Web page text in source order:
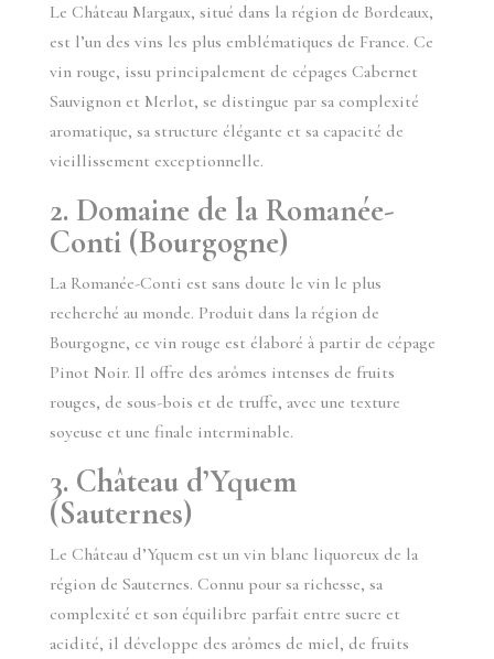
Le Château Margaux, situé dans la région de Bordeaux,
est l’un des vins les plus emblématiques de France. Ce
vin rouge, issu principalement de cépages Cabernet
Sauvignon et Merlot, se distingue par sa complexité
aromatique, sa structure élégante et sa capacité de
vieillissement exceptionnelle.
2. Domaine de la Romanée-
Conti (Bourgogne)
La Romanée-Conti est sans doute le vin le plus
recherché au monde. Produit dans la région de
Bourgogne, ce vin rouge est élaboré à partir de cépage
Pinot Noir. Il offre des arômes intenses de fruits
rouges, de sous-bois et de truffe, avec une texture
soyeuse et une finale interminable.
3. Château d’Yquem
(Sauternes)
Le Château d’Yquem est un vin blanc liquoreux de la
région de Sauternes. Connu pour sa richesse, sa
complexité et son équilibre parfait entre sucre et
acidité, il développe des arômes de miel, de fruits